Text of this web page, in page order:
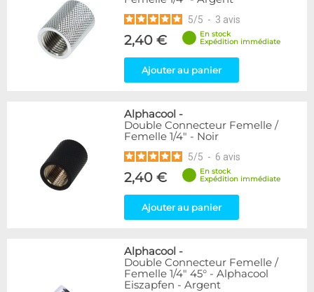
5/5 - 3 avis
2,40 €
En stock
Expédition immédiate
Ajouter au panier
Alphacool -
Double Connecteur Femelle /
Femelle 1/4" - Noir
5/5 - 6 avis
2,40 €
En stock
Expédition immédiate
Ajouter au panier
Alphacool -
Double Connecteur Femelle /
Femelle 1/4" 45° - Alphacool
Eiszapfen - Argent